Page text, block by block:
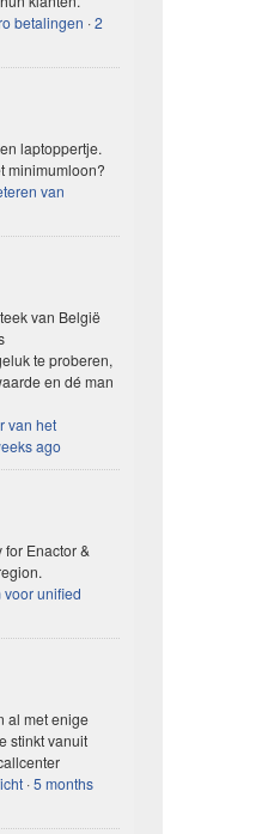
betalingen ·2
laptoppertje.
minimumloon?
van
van België
te proberen,
en dé man
van het
ago
Enactor &
unified
al met enige
stinkt vanuit
·5 months